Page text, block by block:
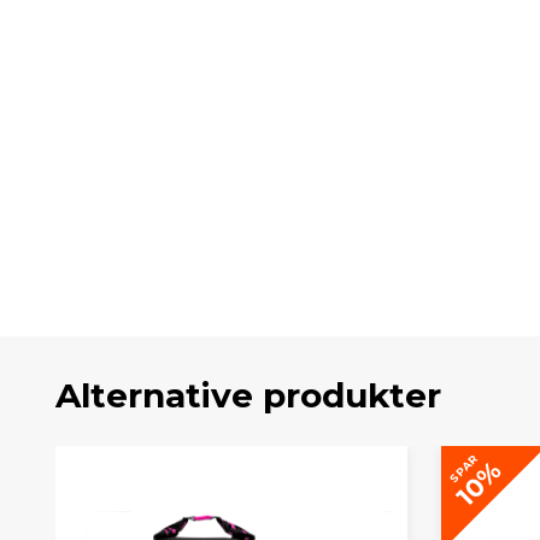
Alternative produkter
SPAR
10%